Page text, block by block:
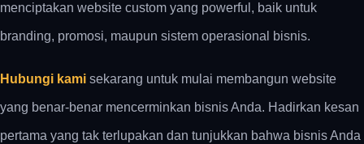
menciptakan website custom yang powerful, baik untuk
branding, promosi, maupun sistem operasional bisnis.
Hubungi kami sekarang untuk mulai membangun website
yang benar-benar mencerminkan bisnis Anda. Hadirkan kesan
pertama yang tak terlupakan dan tunjukkan bahwa bisnis Anda